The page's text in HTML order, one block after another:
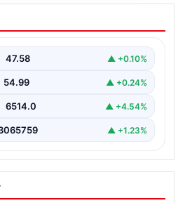
Dolandırıcılık
Medya
ve kamuoyunu
47.58 ▲ +0.10%
54.99 ▲ +0.24%
6514.0 ▲ +4.54%
▲ +1.23%